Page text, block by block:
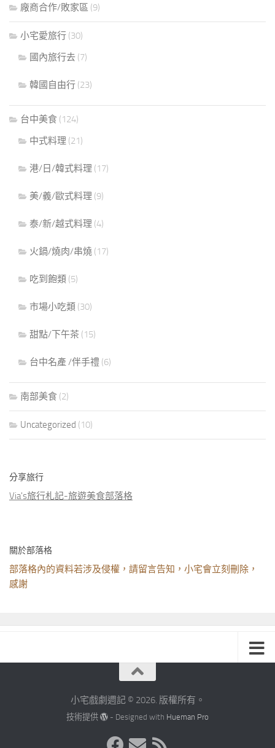
廠商合作/敗家區 (9)
小宅愛旅行 (30)
國內旅行去 (7)
韓國自由行 (23)
台中美食 (124)
中式料理 (21)
港/日/韓式料理 (17)
美/義/歐式料理 (9)
泰/新/越式料理 (4)
火鍋/燒肉/串燒 (17)
吃到飽類 (5)
市場小吃類 (30)
甜點/下午茶 (15)
台中名產 /伴手禮 (6)
南部美食 (2)
Uncategorized (10)
分享旅行
Via's旅行札記-旅遊美食部落格
關於部落格
部落格內的資料若涉及侵權，請留言告知，小宅會立刻刪除，
感謝
小宅戲劇週記 © 2026. 版權所有。
技術提供 - Designed with Hueman Pro